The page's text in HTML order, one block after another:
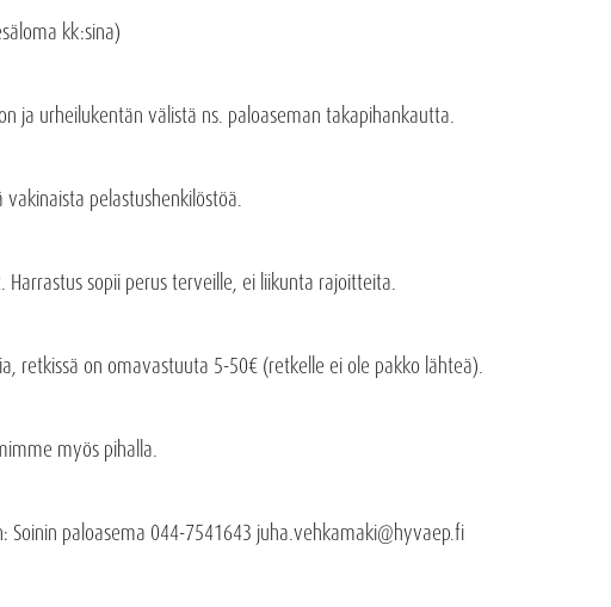
kk:sina)
ja urheilukentän välistä ns. paloaseman takapihankautta.
pelastushenkilöstöä.
sopii perus terveille, ei liikunta rajoitteita.
retkissä on omavastuuta 5-50€ (retkelle ei ole pakko lähteä).
myös pihalla.
paloasema 044-7541643 juha.vehkamaki@hyvaep.fi